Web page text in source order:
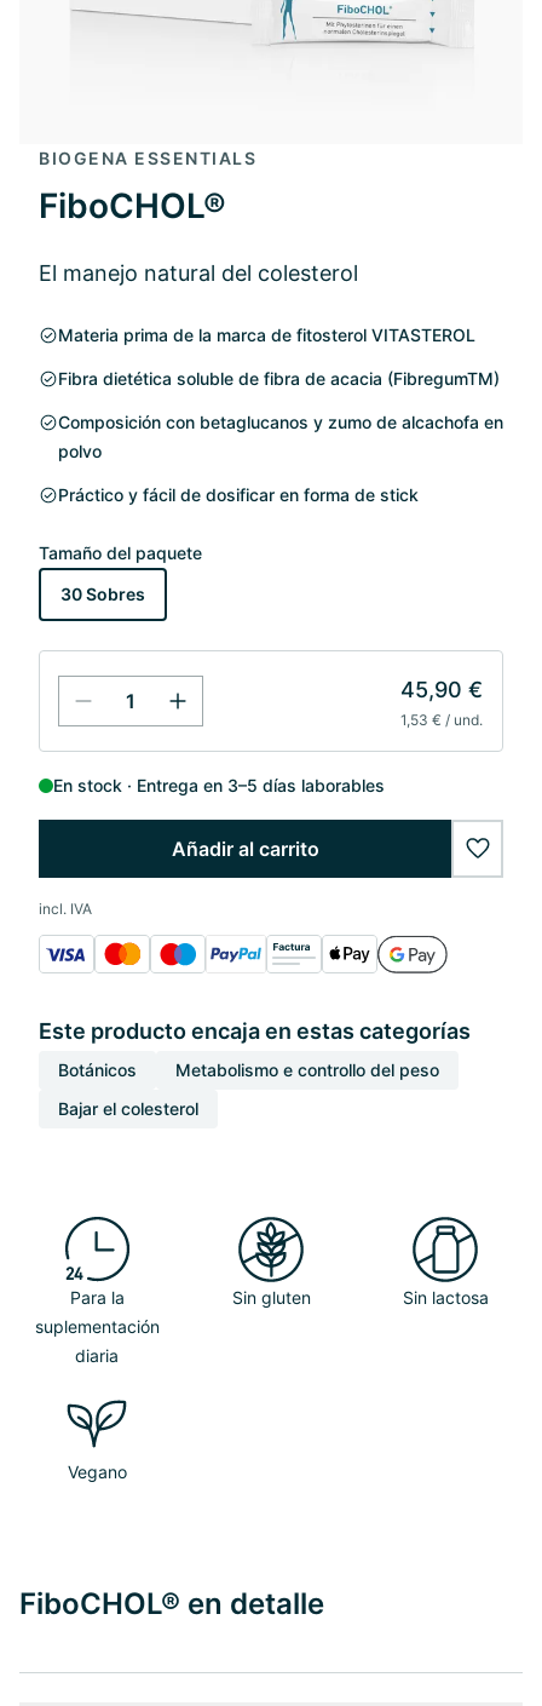
BIOGENA ESSENTIALS
FiboCHOL®
El manejo natural del colesterol
Materia prima de la marca de fitosterol VITASTEROL
Fibra dietética soluble de fibra de acacia (FibregumTM)
Composición con betaglucanos y zumo de alcachofa en
polvo
Práctico y fácil de dosificar en forma de stick
Tamaño del paquete
30 Sobres
45,90 €
1,53 € / und.
En stock Entrega en 3–5 días laborables
Añadir al carrito
incl. IVA
Este producto encaja en estas categorías
Botánicos
Metabolismo e controllo del peso
Bajar el colesterol
Para la
suplementación
diaria
Sin gluten Sin lactosa
Vegano
FiboCHOL® en detalle